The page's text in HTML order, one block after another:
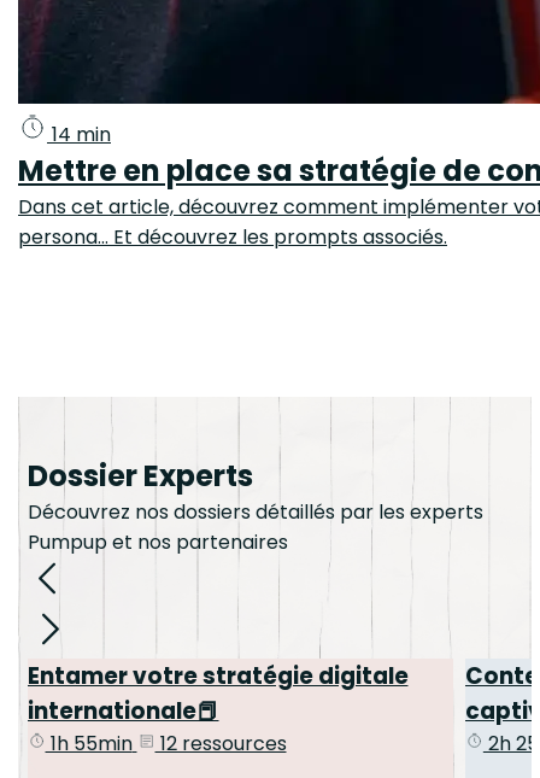
14 min
Mettre en place sa stratégie de
Dans cet article, découvrez comment implémenter
persona... Et découvrez les prompts associés.
Dossier Experts
Découvrez nos dossiers détaillés par les experts
Pumpup et nos partenaires
Entamer votre stratégie digitale
internationale📕
1h 55min 12 ressources 2h